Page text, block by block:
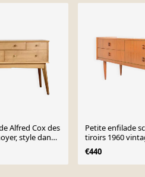
Alfred Cox des
style danois
Petite enfilade
tiroirs 1960
€440